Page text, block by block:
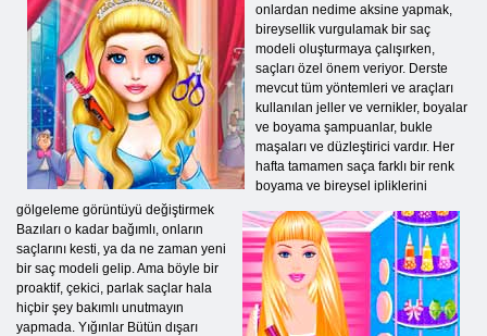
onlardan nedime aksine yapmak,
bireysellik vurgulamak bir saç
modeli oluşturmaya çalışırken,
saçları özel önem veriyor. Derste
mevcut tüm yöntemleri ve araçları
kullanılan jeller ve vernikler, boyalar
ve boyama şampuanlar, bukle
maşaları ve düzleştirici vardır. Her
hafta tamamen saça farklı bir renk
boyama ve bireysel ipliklerini
gölgeleme görüntüyü değiştirmek
Bazıları o kadar bağımlı, onların
saçlarını kesti, ya da ne zaman yeni
bir saç modeli gelip. Ama böyle bir
proaktif, çekici, parlak saçlar hala
hiçbir şey bakımlı unutmayın
yapmada. Yığınlar Bütün dışarı